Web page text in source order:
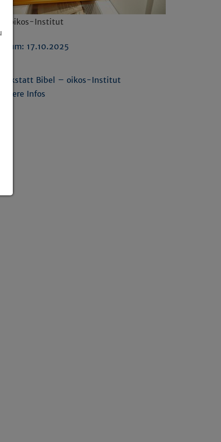
oikos-Institut
17.10.2025
Bibel – oikos-Institut
Infos